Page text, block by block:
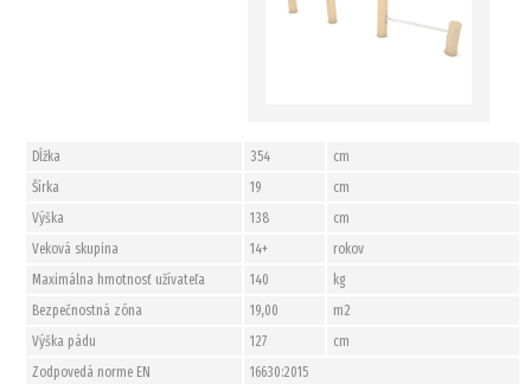
Dĺžka 354
cm
Šírka
19
cm
Výška
138
cm
Veková skupina
14+
rokov
Maximálna hmotnosť užívateľa
140
kg
Bezpečnostná zóna
19,00
m2
Výška pádu
127
cm
Zodpovedá norme EN
16630:2015